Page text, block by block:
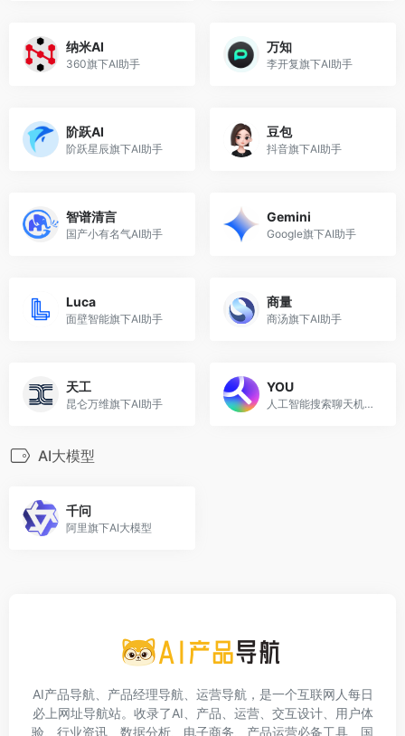
纳米AI
360旗下AI助手
万知
李开复旗下AI助手
阶跃AI
阶跃星辰旗下AI助手
豆包
抖音旗下AI助手
智谱清言
国产小有名气AI助手
Gemini
Google旗下AI助手
Luca
面壁智能旗下AI助手
商量
商汤旗下AI助手
天工
昆仑万维旗下AI助手
YOU
人工智能搜索聊天机器人
AI大模型
千问
阿里旗下AI大模型
AI产品导航、产品经理导航、运营导航，是一个互联网人每日
必上网址导航站。收录了AI、产品、运营、交互设计、用户体
验、行业资讯、数据分析、电子商务、产品运营必备工具、国